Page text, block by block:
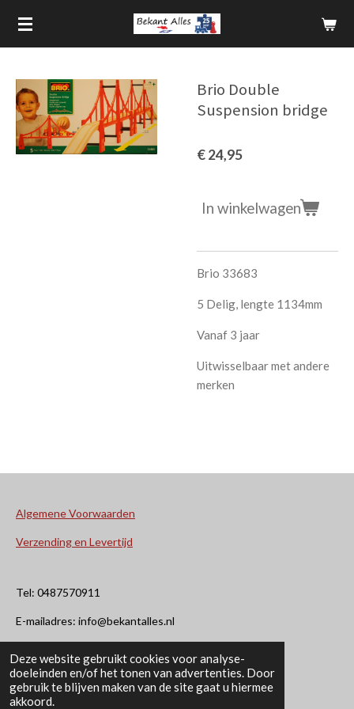
Deze website gebruikt cookies voor analyse-
doeleinden en/of het tonen van advertenties. Door
gebruik te blijven maken van de site gaat u hiermee
akkoord.
Ga
direct
hoofdinhoud
Brio Double
Suspension bridge
€ 24,95
In winkelwagen
Brio 33683
5 Delig, lengte 1134mm
Vanaf 3 jaar
Uitwisselbaar met andere
merken
Algemene Voorwaarden
Verzending en Levertijd
Tel: 0487570911
E-mailadres: info@bekantalles.nl
Rooysestraat 4
6621AM Dreumel